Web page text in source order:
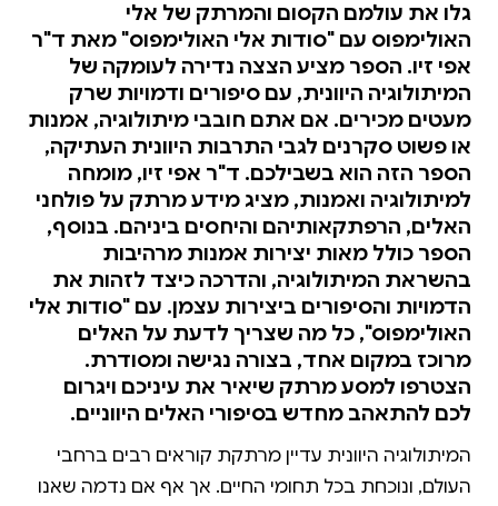
גלו את עולמם הקסום והמרתק של אלי
האולימפוס עם "סודות אלי האולימפוס" מאת ד"ר
אפי זיו. הספר מציע הצצה נדירה לעומקה של
המיתולוגיה היוונית, עם סיפורים ודמויות שרק
מעטים מכירים. אם אתם חובבי מיתולוגיה, אמנות
או פשוט סקרנים לגבי התרבות היוונית העתיקה,
הספר הזה הוא בשבילכם. ד"ר אפי זיו, מומחה
למיתולוגיה ואמנות, מציג מידע מרתק על פולחני
האלים, הרפתקאותיהם והיחסים ביניהם. בנוסף,
הספר כולל מאות יצירות אמנות מרהיבות
בהשראת המיתולוגיה, והדרכה כיצד לזהות את
הדמויות והסיפורים ביצירות עצמן. עם "סודות אלי
האולימפוס", כל מה שצריך לדעת על האלים
מרוכז במקום אחד, בצורה נגישה ומסודרת.
הצטרפו למסע מרתק שיאיר את עיניכם ויגרום
לכם להתאהב מחדש בסיפורי האלים היווניים.
המיתולוגיה היוונית עדיין מרתקת קוראים רבים ברחבי
העולם, ונוכחת בכל תחומי החיים. אך אף אם נדמה שאנו